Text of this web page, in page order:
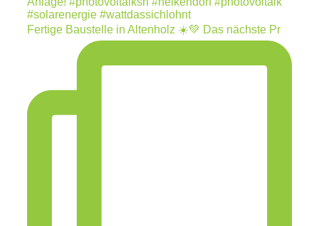
Fertige Baustelle in Altenholz ☀️💚 Das nächste Pr